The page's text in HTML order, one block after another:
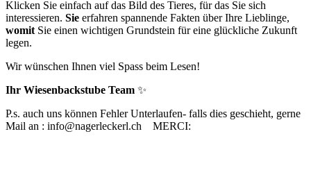
Klicken Sie einfach auf das Bild des Tieres, für das Sie sich
interessieren. Sie erfahren spannende Fakten über Ihre Lieblinge,
womit Sie einen wichtigen Grundstein für eine glückliche Zukunft
legen.
Wir wünschen Ihnen viel Spass beim Lesen!
Ihr Wiesenbackstube Team ✨
P.s. auch uns können Fehler Unterlaufen- falls dies geschieht, gerne
Mail an : info@nagerleckerl.ch MERCI: